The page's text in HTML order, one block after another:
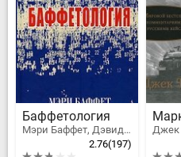
Баффетология
Мэри Баффет, Дэвид Кларк
2.76(197)
Джек